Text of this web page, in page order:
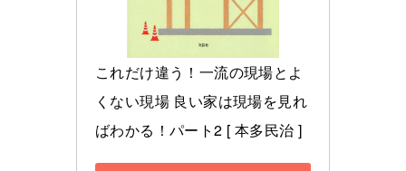
これだけ違う！一流の現場とよ
くない現場 良い家は現場を見れ
ばわかる！パート2 [ 本多民治 ]